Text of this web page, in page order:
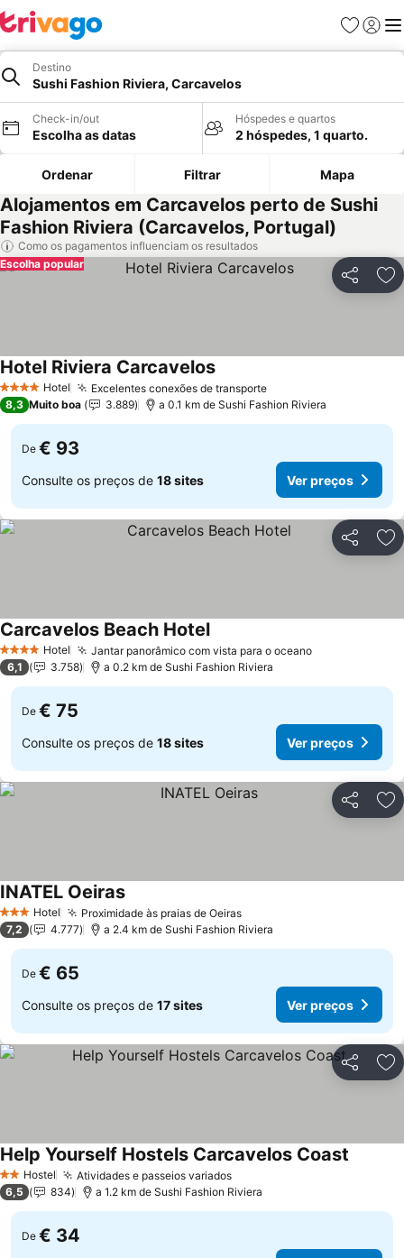
Favoritos
Iniciar
Destino
Sushi Fashion Riviera, Carcavelos
Check-in/out
Escolha as datas
Hóspedes e quartos
2 hóspedes, 1 quarto.
Ordenar Filtrar Mapa
Alojamentos em Carcavelos perto de Sushi
Fashion Riviera (Carcavelos, Portugal)
Como os pagamentos influenciam os resultados
Partilhar
Escolha popular
4 EstrelasHotel Excelentes conexões de transporteVer preços
Hotel Riviera CarcavelosVer preços
8,3 Muito boa 3.889 a 0.1 km de Sushi Fashion Riviera
De € 93
Consulte os preços de 18 sites Ver preços
Partilhar
4 EstrelasHotel Jantar panorâmico com vista para o oceanoVer preços
Carcavelos Beach HotelVer preços
6,1 3.758 a 0.2 km de Sushi Fashion Riviera
De € 75
Consulte os preços de 18 sites Ver preços
Partilhar
3 EstrelasHotel Proximidade às praias de OeirasVer preços
INATEL OeirasVer preços
7,2 4.777 a 2.4 km de Sushi Fashion Riviera
De € 65
Consulte os preços de 17 sites Ver preços
Partilhar
2 Estrelas
Hostel Atividades e passeios variadosVer preços
Help Yourself Hostels Carcavelos Coast
6,5 834 a 1.2 km de Sushi Fashion Riviera
De € 34